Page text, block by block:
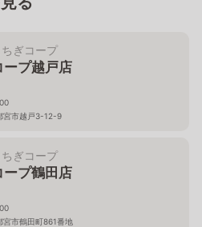
ちぎコープ
ープ越戸店
宮市越戸3-12-9
ちぎコープ
ープ鶴田店
宮市鶴田町861番地